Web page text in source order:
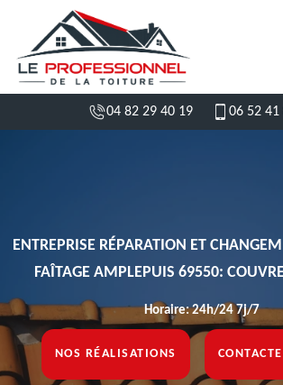
04 82 29 40 19 06 52 41
ENTREPRISE RÉPARATION ET
FAÎTAGE AMPLEPUIS 69550:
Horaire: 24h/24 7j/7
NOS RÉALISATIONS